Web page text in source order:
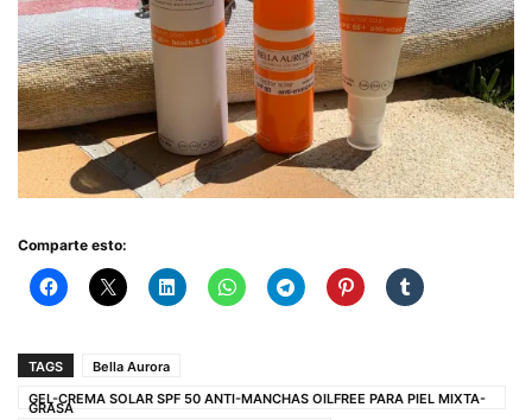
Comparte esto:
TAGS
Bella Aurora
GEL-CREMA SOLAR SPF 50 ANTI-MANCHAS OILFREE PARA PIEL MIXTA-
GRASA